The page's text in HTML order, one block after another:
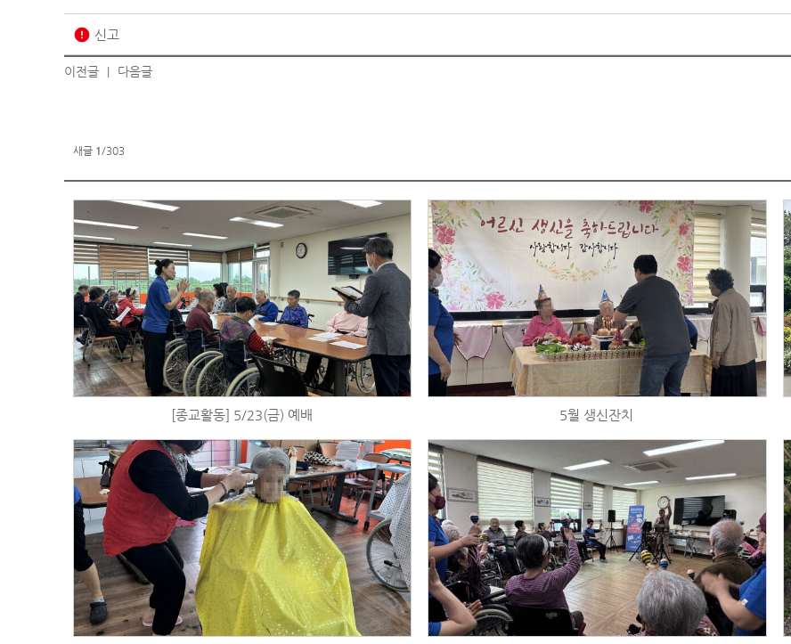
error 신고
이전글 다음글
새글 1/303
[종교활동] 5/23(금) 예배 5월 생신잔치